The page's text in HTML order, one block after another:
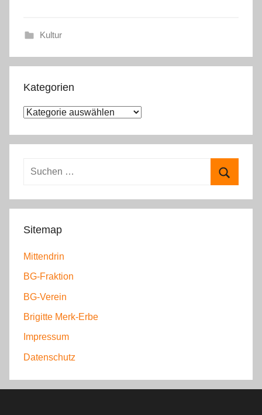
Kultur
Kategorien
K
t
r
i
n
c
e
a
c
h
u
Sitemap
Mittendrin
BG-Fraktion
BG-Verein
Brigitte Merk-Erbe
Impressum
Datenschutz